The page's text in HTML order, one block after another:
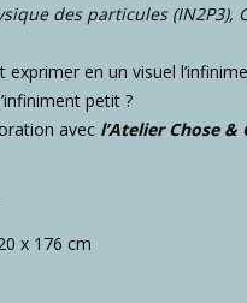
des particules (IN2P3),
exprimer en un visuel
petit ?
avec l’Atelier Chose &
x 176 cm